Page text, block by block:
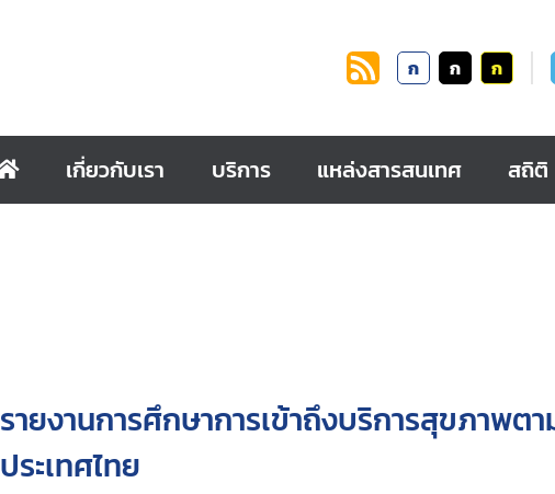
ก ก ก
เกี่ยวกับเรา บริการ แหล่งสารสนเทศ สถิติ
รายงานการศึกษาการเข้าถึงบริการสุขภาพต
ประเทศไทย